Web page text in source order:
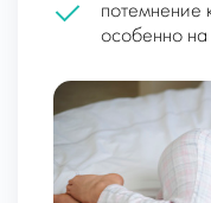
потемнение
особенно на